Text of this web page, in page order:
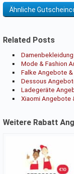
Ähnliche
Related Posts
Mode & Fashion
Falke Angebote
Dessous
Ladegeräte
Xiaomi Angebote
Weitere Rabatt